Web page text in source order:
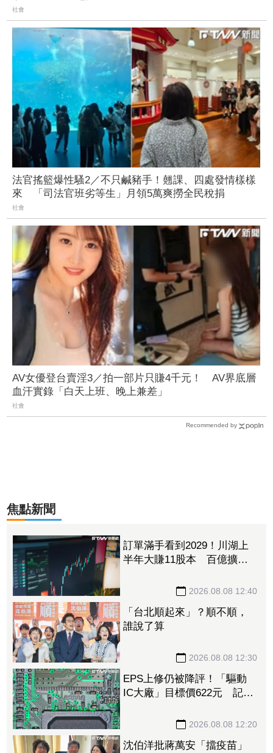
社會
法官搖籃爆性騷2／不只鹹豬手！翹課、四處發情樣樣
來 「司法官班劣等生」月領5萬爽撈全民稅捐
社會
AV女優登台賣淫3／拍一部片只賺4千元！ AV界底層
血汗實錄「白天上班、晚上兼差」
社會
Recommended by
焦點新聞
訂單滿手看到2029！川湖上
半年大賺11股本 百億擴產
2026.08.08 12:40
「台北順起來」？順不順，
誰說了算
2026.08.08 12:30
EPS上修仍被降評！「驅動
IC大廠」目標價622元 記憶
2026.08.08 12:20
沈伯洋批蔣萬安「擋疫苗」